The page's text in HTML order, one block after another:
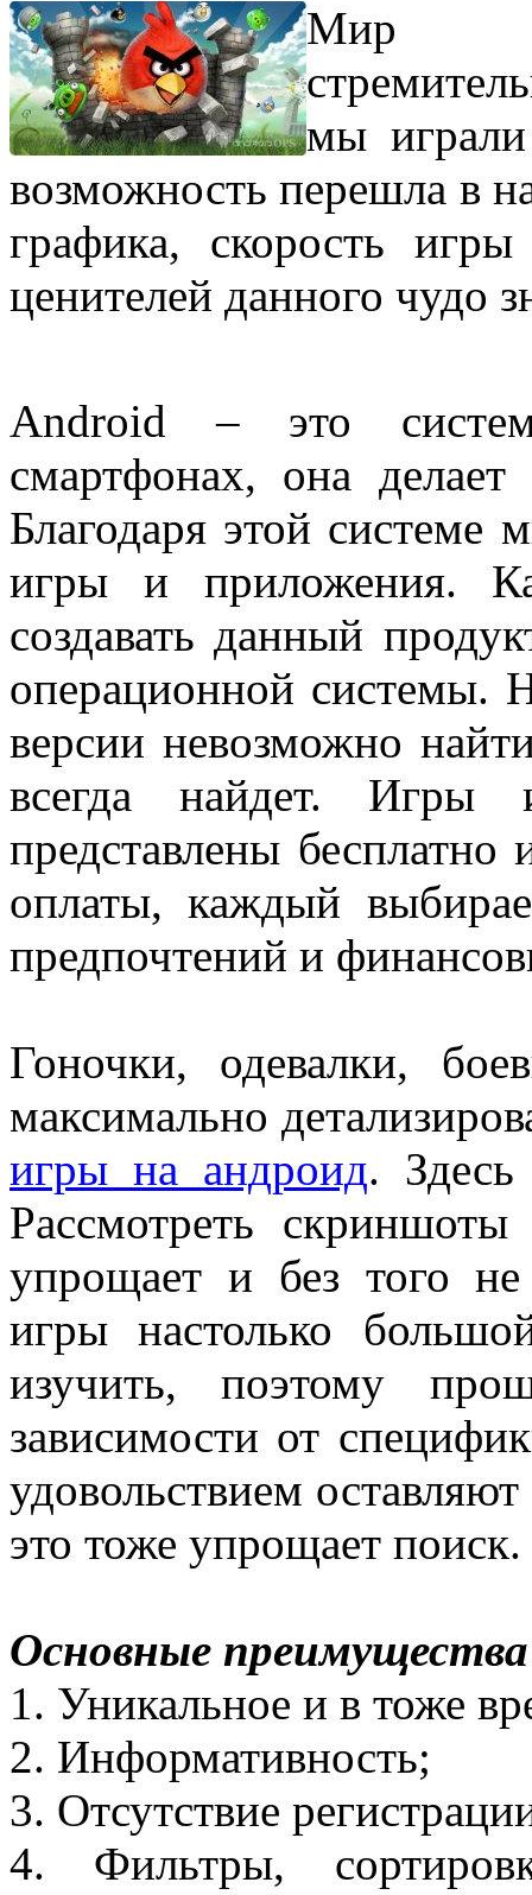
Мир
мы играли
возможность перешла в
графика, скорость
ценителей данного чудо
Android – это
смартфонах, она
Благодаря этой
игры и приложения.
создавать данный
операционной системы.
версии невозможно
всегда найдет.
представлены
оплаты, каждый
предпочтений и
Гоночки, одевалки,
максимально
игры на андроид.
Рассмотреть
упрощает и без того
игры настолько
изучить, поэтому
зависимости от
удовольствием
это тоже упрощает поиск.
Основные преимущества
1. Уникальное и в тоже
2. Информативность;
3. Отсутствие
4. Фильтры,